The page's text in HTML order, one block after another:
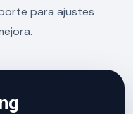
para ajustes